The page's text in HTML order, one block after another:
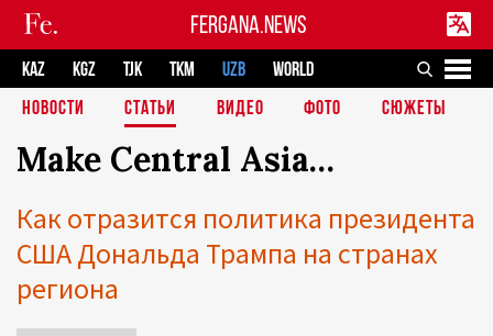
FERGANA.NEWS
KAZ KGZ TJK TKM UZB
WORLD
НОВОСТИ
СТАТЬИ ВИДЕО ФОТО СЮЖЕТЫ
Make Central Asia…
Как отразится политика президента
США Дональда Трампа на странах
региона